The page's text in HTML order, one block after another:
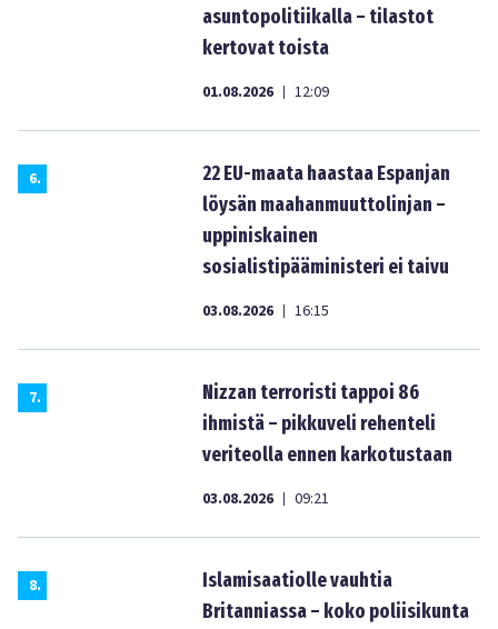
asuntopolitiikalla – tilastot
kertovat toista
01.08.2026 | 12:09
6.
22 EU-maata haastaa Espanjan
löysän maahanmuuttolinjan –
uppiniskainen
sosialistipääministeri ei taivu
03.08.2026 | 16:15
7.
Nizzan terroristi tappoi 86
ihmistä – pikkuveli rehenteli
veriteolla ennen karkotustaan
03.08.2026 | 09:21
8.
Islamisaatiolle vauhtia
Britanniassa – koko poliisikunta